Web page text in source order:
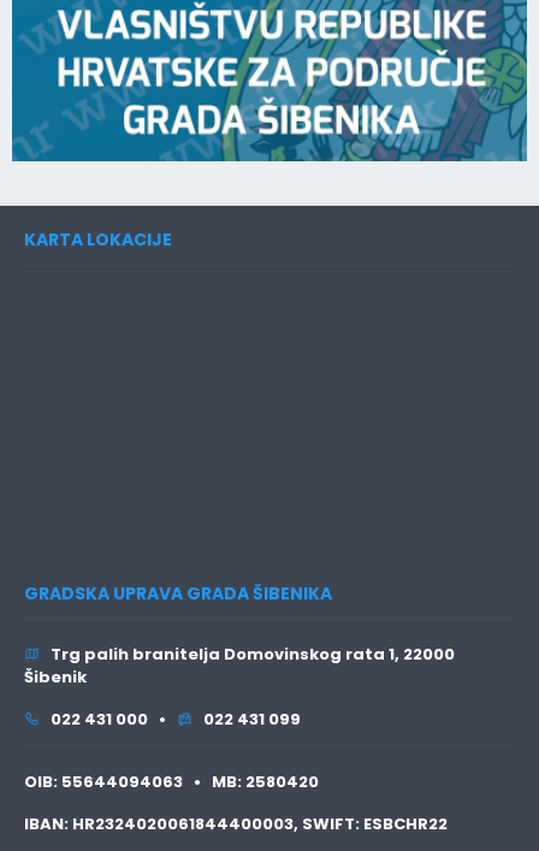
KARTA LOKACIJE
GRADSKA UPRAVA GRADA ŠIBENIKA
Trg palih branitelja Domovinskog rata 1, 22000
Šibenik
022 431 000 •
022 431 099
OIB: 55644094063 • MB: 2580420
IBAN: HR2324020061844400003, SWIFT: ESBCHR22